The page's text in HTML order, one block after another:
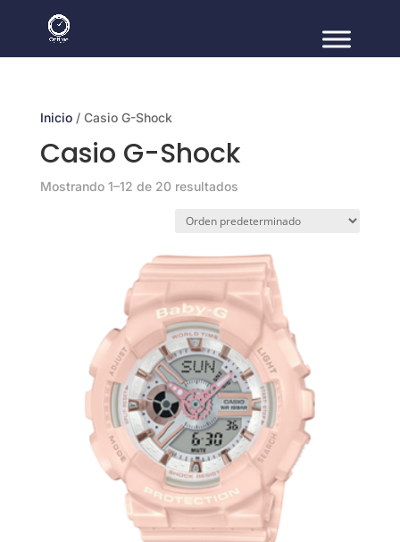
Inicio/ Casio G-Shock
Casio G-Shock
Mostrando 1–12 de 20 resultados